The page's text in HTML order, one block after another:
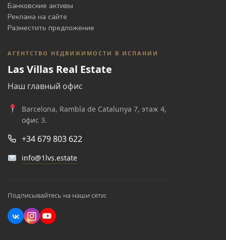
Банковские активы
Реклама на сайте
Разместить предложение
АГЕНТСТВО НЕДВИЖИМОСТИ В ИСПАНИИ
Las Villas Real Estate
Наш главный офис
Barcelona, Rambla de Catalunya 7, этаж 4,
офис 3.
+34 679 803 622
info@1lvs.estate
Подписывайтесь на наши сети: